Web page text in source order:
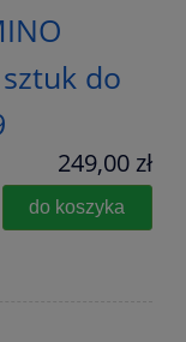
do
249,00 zł
do koszyka